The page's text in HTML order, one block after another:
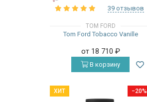
39 отзывов
TOM FORD
Tom Ford Tobacco Vanille
от 18 710 ₽
В корзину
−20%
ХИТ